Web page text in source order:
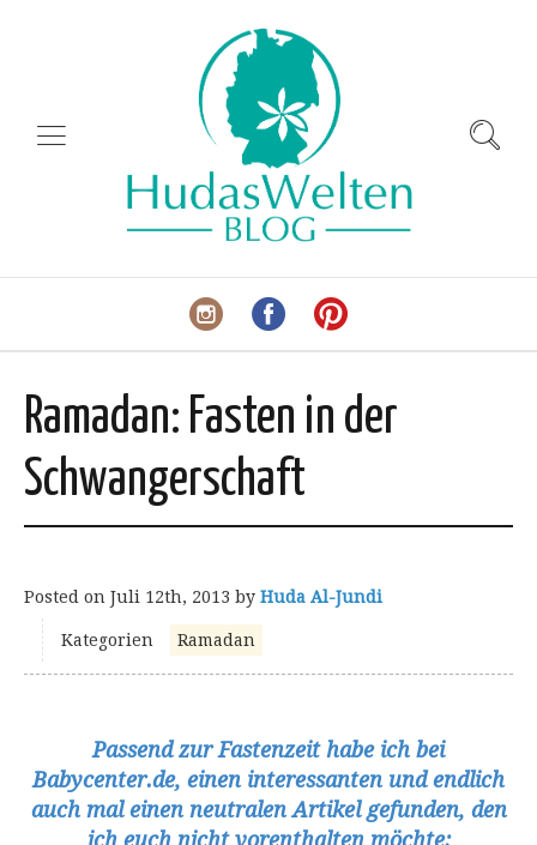
Ramadan: Fasten in der
Schwangerschaft
Posted on Juli 12th, 2013 by Huda Al-Jundi
Kategorien Ramadan
Passend zur Fastenzeit habe ich bei
Babycenter.de, einen interessanten und endlich
auch mal einen neutralen Artikel gefunden, den
ich euch nicht vorenthalten möchte: